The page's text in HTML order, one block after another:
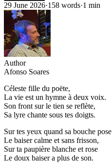
29 June 2026·158 words·1 min
Author
Afonso Soares
Céleste fille du poëte,
La vie est un hymne à deux voix.
Son front sur le tien se reflète,
Sa lyre chante sous tes doigts.
Sur tes yeux quand sa bouche pose
Le baiser calme et sans frisson,
Sur ta paupière blanche et rose
Le doux baiser a plus de son.